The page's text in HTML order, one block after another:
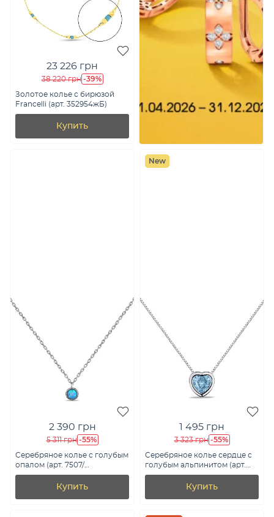
23 226 грн
38 220 грн -39%
Золотое колье с бирюзой
Francelli (арт. 352954жБ)
Купить
2 390 грн
5 311 грн -55%
Серебряное колье с голубым
опалом (арт. 7507/
Кл2ОпГ/1008Ш-43)
Купить
New
1 495 грн
3 323 грн -55%
Серебряное колье сердце с
голубым альпинитом (арт.
7507/648/2аг)
Купить